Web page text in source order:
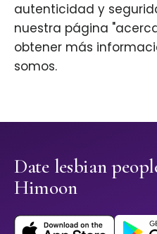
autenticidad y
nuestra página
obtener más
somos.
Date lesbian
Himoon